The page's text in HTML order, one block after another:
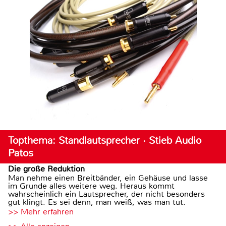
Topthema: Standlautsprecher · Stieb Audio
Patos
Die große Reduktion
Man nehme einen Breitbänder, ein Gehäuse und lasse
im Grunde alles weitere weg. Heraus kommt
wahrscheinlich ein Lautsprecher, der nicht besonders
gut klingt. Es sei denn, man weiß, was man tut.
>> Mehr erfahren